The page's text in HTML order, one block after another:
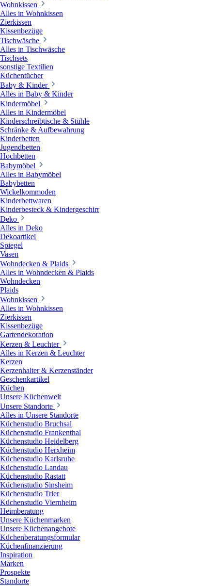
Wohnkissen
Alles in Wohnkissen
Zierkissen
Kissenbezüge
Tischwäsche
Alles in Tischwäsche
Tischsets
sonstige Textilien
Küchentücher
Baby & Kinder
Alles in Baby & Kinder
Kindermöbel
Alles in Kindermöbel
Kinderschreibtische & Stühle
Schränke & Aufbewahrung
Kinderbetten
Jugendbetten
Hochbetten
Babymöbel
Alles in Babymöbel
Babybetten
Wickelkommoden
Kinderbettwaren
Kinderbesteck & Kindergeschirr
Deko
Alles in Deko
Dekoartikel
Spiegel
Vasen
Wohndecken & Plaids
Alles in Wohndecken & Plaids
Wohndecken
Plaids
Wohnkissen
Alles in Wohnkissen
Zierkissen
Kissenbezüge
Gartendekoration
Kerzen & Leuchter
Alles in Kerzen & Leuchter
Kerzen
Kerzenhalter & Kerzenständer
Geschenkartikel
Küchen
Unsere Küchenwelt
Unsere Standorte
Alles in Unsere Standorte
Küchenstudio Bruchsal
Küchenstudio Frankenthal
Küchenstudio Heidelberg
Küchenstudio Herxheim
Küchenstudio Karlsruhe
Küchenstudio Landau
Küchenstudio Rastatt
Küchenstudio Sinsheim
Küchenstudio Trier
Küchenstudio Viernheim
Heimberatung
Unsere Küchenmarken
Unsere Küchenangebote
Küchenberatungsformular
Küchenfinanzierung
Inspiration
Marken
Prospekte
Standorte